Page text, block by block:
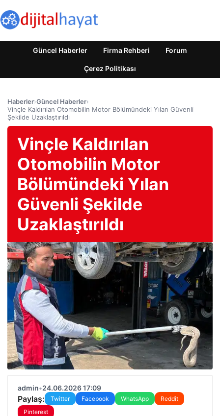
Güncel Haberler Firma Rehberi Forum
Çerez Politikası
Haberler›Güncel Haberler›
Vinçle Kaldırılan Otomobilin Motor Bölümündeki Yılan Güvenli
Şekilde Uzaklaştırıldı
Vinçle Kaldırılan
Otomobilin Motor
Bölümündeki Yılan
Güvenli Şekilde
Uzaklaştırıldı
admin•24.06.2026 17:09
Paylaş: Twitter Facebook WhatsApp
Reddit
Pinterest